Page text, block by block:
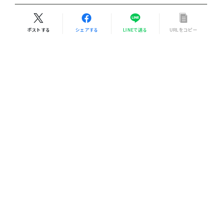
ポストする シェアする LINEで送る URLをコピー